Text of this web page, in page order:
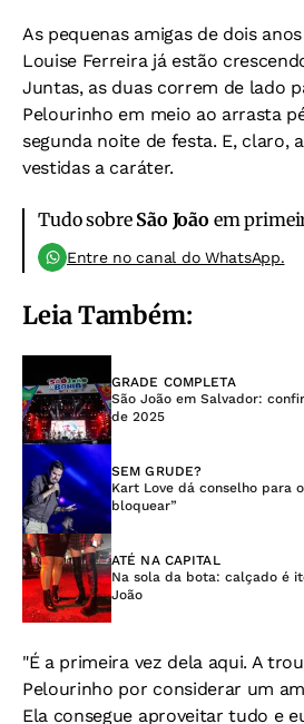
As pequenas amigas de dois
Louise Ferreira já estão
Juntas, as duas correm de lado
Pelourinho em meio ao arrasta
segunda noite de festa. E, claro,
vestidas a caráter.
Tudo sobre São João em
Entre no canal do WhatsApp.
Leia Também:
GRADE COMPLETA
São João em Salvador:
de 2025
SEM GRUDE?
Kart Love dá conselho para
bloquear”
ATÉ NA CAPITAL
Na sola da bota: calçado é
João
"É a primeira vez dela aqui. A
Pelourinho por considerar um
Ela consegue aproveitar tudo e